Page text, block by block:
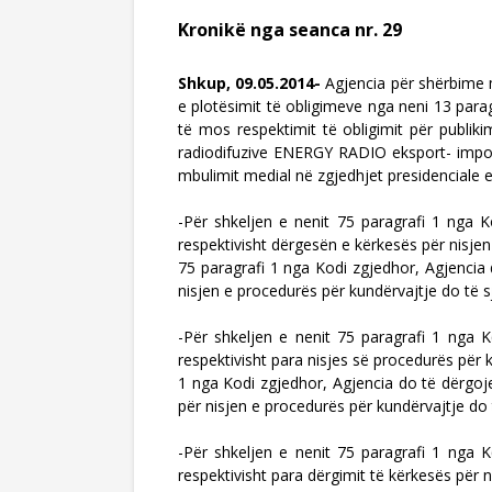
Kronikë nga seanca nr. 29
Shkup, 09.05.2014-Agjencia për
e plotësimit të obligimeve nga neni 13
të mos respektimit të obligimit për
radiodifuzive ENERGY RADIO eksport-
mbulimit medial në zgjedhjet presidenciale
-Për shkeljen e nenit 75 paragrafi 1 nga
respektivisht dërgesën e kërkesës për
75 paragrafi 1 nga Kodi zgjedhor,
nisjen e procedurës për kundërvajtje do të
-Për shkeljen e nenit 75 paragrafi 1 nga
respektivisht para nisjes së procedurës për
1 nga Kodi zgjedhor, Agjencia do të
për nisjen e procedurës për kundërvajtje
-Për shkeljen e nenit 75 paragrafi 1 nga
respektivisht para dërgimit të kërkesës për